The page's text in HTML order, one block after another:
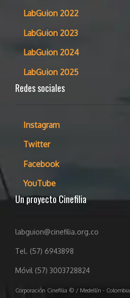
LabGuion 2022
LabGuion 2023
LabGuion 2024
LabGuion 2025
Redes sociales
Instagram
Twitter
Facebook
YouTube
Un proyecto Cinefilia
labguion@cinefilia.org.co
Tel. (57) 6943898
Móvil (57) 3003728824
Corporación Cinefilia © / Medellín - Colombia